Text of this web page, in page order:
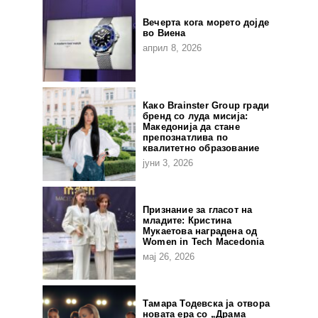
Вечерта кога морето дојде
во Виена
април 8, 2026
Како Brainster Group гради
бренд со луда мисија:
Македонија да стане
препознатлива по
квалитетно образование
јуни 3, 2026
Признание за гласот на
младите: Кристина
Мукаетова наградена од
Women in Tech Macedonia
мај 26, 2026
Тамара Тодевска ја отвора
новата ера со „Драма